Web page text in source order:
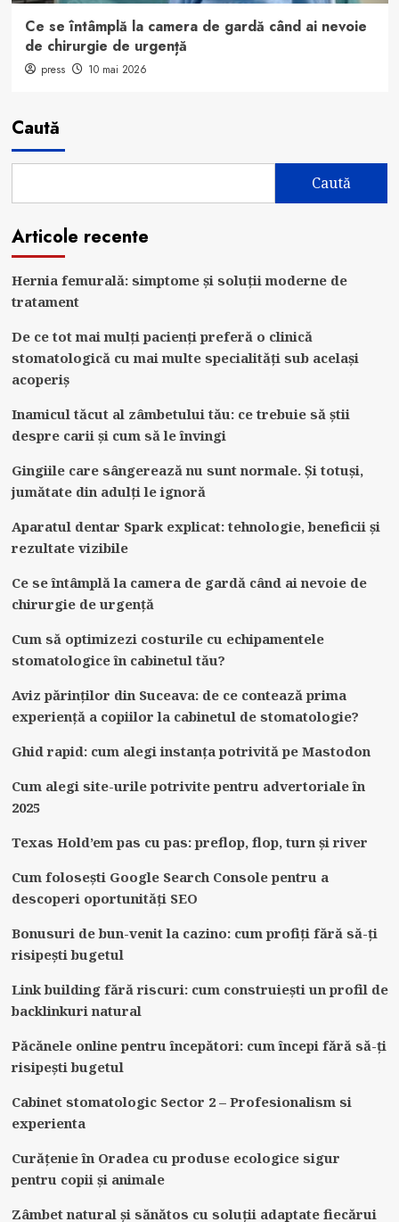
Ce se întâmplă la camera de gardă când ai nevoie
de chirurgie de urgență
press 10 mai 2026
Caută
Caută
Articole recente
Hernia femurală: simptome și soluții moderne de
tratament
De ce tot mai mulți pacienți preferă o clinică
stomatologică cu mai multe specialități sub același
acoperiș
Inamicul tăcut al zâmbetului tău: ce trebuie să știi
despre carii și cum să le învingi
Gingiile care sângerează nu sunt normale. Și totuși,
jumătate din adulți le ignoră
Aparatul dentar Spark explicat: tehnologie, beneficii și
rezultate vizibile
Ce se întâmplă la camera de gardă când ai nevoie de
chirurgie de urgență
Cum să optimizezi costurile cu echipamentele
stomatologice în cabinetul tău?
Aviz părinților din Suceava: de ce contează prima
experiență a copiilor la cabinetul de stomatologie?
Ghid rapid: cum alegi instanța potrivită pe Mastodon
Cum alegi site-urile potrivite pentru advertoriale în
2025
Texas Hold’em pas cu pas: preflop, flop, turn și river
Cum folosești Google Search Console pentru a
descoperi oportunități SEO
Bonusuri de bun-venit la cazino: cum profiți fără să-ți
risipești bugetul
Link building fără riscuri: cum construiești un profil de
backlinkuri natural
Păcănele online pentru începători: cum începi fără să-ți
risipești bugetul
Cabinet stomatologic Sector 2 – Profesionalism si
experienta
Curățenie în Oradea cu produse ecologice sigur
pentru copii și animale
Zâmbet natural și sănătos cu soluții adaptate fiecărui